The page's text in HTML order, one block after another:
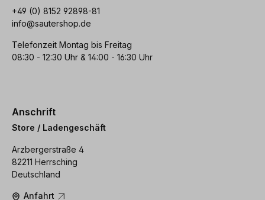
+49 (0) 8152 92898-81
info@sautershop.de
Telefonzeit Montag bis Freitag
08:30 - 12:30 Uhr & 14:00 - 16:30 Uhr
Anschrift
Store / Ladengeschäft
Arzbergerstraße 4
82211 Herrsching
Deutschland
Anfahrt